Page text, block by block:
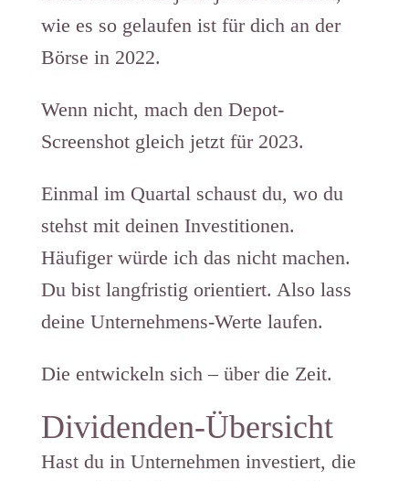
wie es so gelaufen ist für dich an der
Börse in 2022.
Wenn nicht, mach den Depot-
Screenshot gleich jetzt für 2023.
Einmal im Quartal schaust du, wo du
stehst mit deinen Investitionen.
Häufiger würde ich das nicht machen.
Du bist langfristig orientiert. Also lass
deine Unternehmens-Werte laufen.
Die entwickeln sich – über die Zeit.
Dividenden-Übersicht
Hast du in Unternehmen investiert, die